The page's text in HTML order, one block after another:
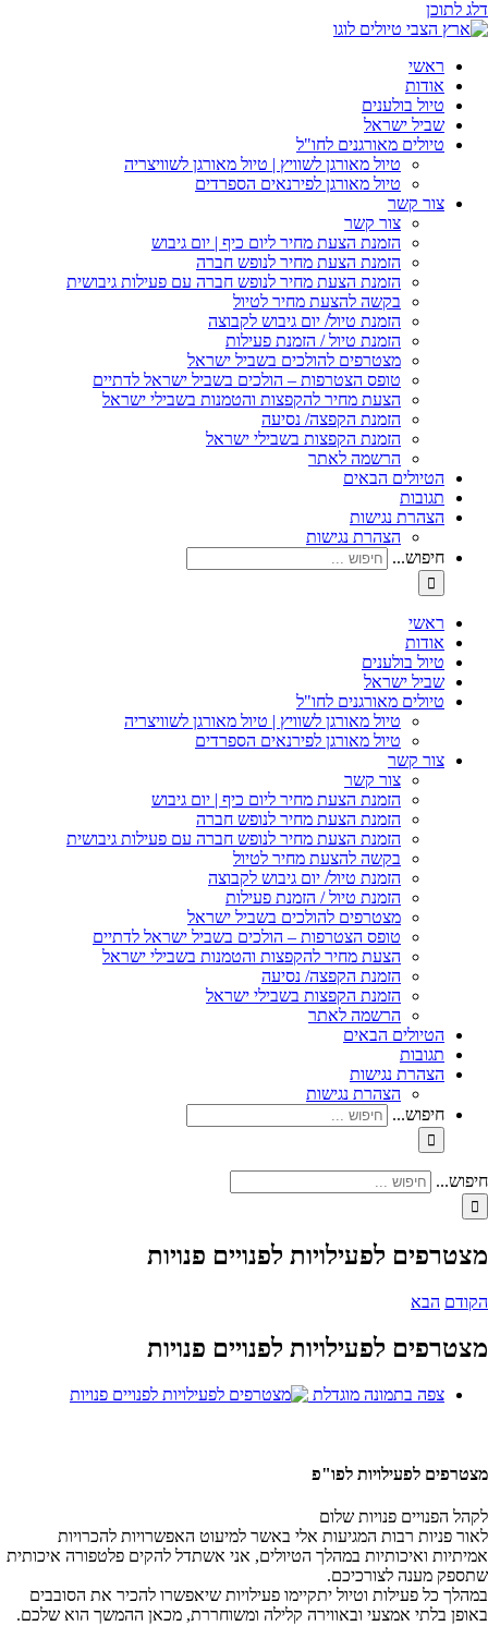
דלג לתוכן
ראשי
אודות
טיול בולענים
שביל ישראל
טיולים מאורגנים לחו"ל
טיול מאורגן לשוויץ | טיול מאורגן לשוויצריה
טיול מאורגן לפירנאים הספרדים
צור קשר
צור קשר
הזמנת הצעת מחיר ליום כיף | יום גיבוש
הזמנת הצעת מחיר לנופש חברה
הזמנת הצעת מחיר לנופש חברה עם פעילות גיבושית
בקשה להצעת מחיר לטיול
הזמנת טיול/ יום גיבוש לקבוצה
הזמנת טיול / הזמנת פעילות
מצטרפים להולכים בשביל ישראל
טופס הצטרפות – הולכים בשביל ישראל לדתיים
הצעת מחיר להקפצות והטמנות בשבילי ישראל
הזמנת הקפצה/ נסיעה
הזמנת הקפצות בשבילי ישראל
הרשמה לאתר
הטיולים הבאים
תגובות
הצהרת נגישות
הצהרת נגישות
חיפוש...
ראשי
אודות
טיול בולענים
שביל ישראל
טיולים מאורגנים לחו"ל
טיול מאורגן לשוויץ | טיול מאורגן לשוויצריה
טיול מאורגן לפירנאים הספרדים
צור קשר
צור קשר
הזמנת הצעת מחיר ליום כיף | יום גיבוש
הזמנת הצעת מחיר לנופש חברה
הזמנת הצעת מחיר לנופש חברה עם פעילות גיבושית
בקשה להצעת מחיר לטיול
הזמנת טיול/ יום גיבוש לקבוצה
הזמנת טיול / הזמנת פעילות
מצטרפים להולכים בשביל ישראל
טופס הצטרפות – הולכים בשביל ישראל לדתיים
הצעת מחיר להקפצות והטמנות בשבילי ישראל
הזמנת הקפצה/ נסיעה
הזמנת הקפצות בשבילי ישראל
הרשמה לאתר
הטיולים הבאים
תגובות
הצהרת נגישות
הצהרת נגישות
חיפוש...
חיפוש...
מצטרפים לפעילויות לפנויים פנויות
הקודם הבא
מצטרפים לפעילויות לפנויים פנויות
צפה בתמונה מוגדלת
מצטרפים לפעילויות לפו"פ
לקהל הפנויים פנויות שלום
לאור פניות רבות המגיעות אלי באשר למיעוט האפשרויות להכרויות
אמיתיות ואיכותיות במהלך הטיולים, אני אשתדל להקים פלטפורה איכותית
שתספק מענה לצורכיכם.
במהלך כל פעילות וטיול יתקיימו פעילויות שיאפשרו להכיר את הסובבים
באופן בלתי אמצעי ובאווירה קלילה ומשוחררת, מכאן ההמשך הוא שלכם.